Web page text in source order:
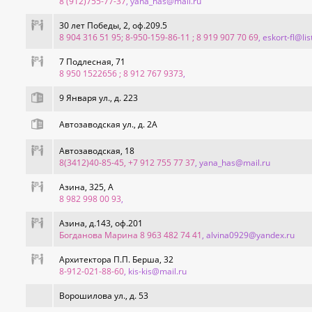
30 лет Победы, 2, оф.209.5
8 904 316 51 95; 8-950-159-86-11 ; 8 919 907 70 69, eskort-
7 Подлесная, 71
8 950 1522656 ; 8 912 767 9373,
9 Января ул., д. 223
Автозаводская ул., д. 2А
Автозаводская, 18
8(3412)40-85-45, +7 912 755 77 37, yana_has@mail.ru
Азина, 325, А
8 982 998 00 93,
Азина, д.143, оф.201
Богданова Марина 8 963 482 74 41, alvina0929@yandex.ru
Архитектора П.П. Берша, 32
8-912-021-88-60, kis-kis@mail.ru
Ворошилова ул., д. 53